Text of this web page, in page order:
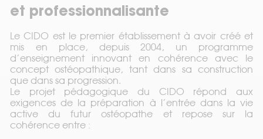
Qui peut consulter un ostéopathe?
et professionnalisante
Le CIDO est le premier établissement à avoir créé et
mis en place, depuis 2004, un programme
d’enseignement innovant en cohérence avec le
concept ostéopathique, tant dans sa construction
que dans sa progression.
Le projet pédagogique du CIDO répond aux
exigences de la préparation à l’entrée dans la vie
active du futur ostéopathe et repose sur la
cohérence entre :